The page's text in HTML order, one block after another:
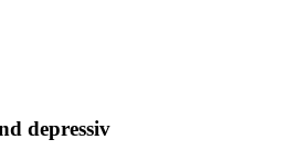
depressiv